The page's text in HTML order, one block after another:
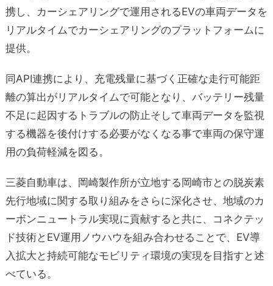
携し、カーシェアリングで運用されるEVの車両データを
リアルタイムでカーシェアリングのプラットフォームに
提供。
同API連携により、充電残量に基づく正確な走行可能距
離の算出がリアルタイムで可能となり、バッテリー残量
不足に起因するトラブルの防止そして車両データを監視
する機器を後付けする必要がなくなる事で車両の保守運
用の負荷軽減を図る。
三菱自動車は、岡崎製作所が立地する岡崎市との脱炭素
先行地域に関する取り組みをさらに深化させ、地域のカ
ーボンニュートラル実現に貢献すると共に、コネクテッ
ド技術とEV運用ノウハウを組み合わせることで、EV導
入拡大と持続可能なモビリティ環境の実現を目指すと述
べている。